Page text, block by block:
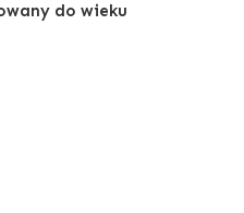
do wieku